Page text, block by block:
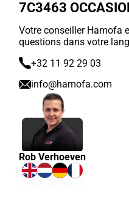
7C3463
Votre conseiller Hamofa
questions dans votre
+32 11 92 29 03
info@hamofa.com
Rob Verhoeven